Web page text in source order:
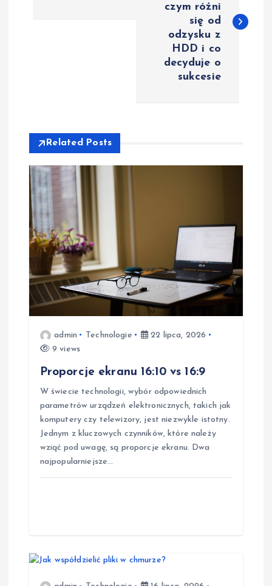
c
a
w
p
s
czym różni
się od
odzysku z
HDD i co
decyduje o
sukcesie
Related Posts
admin Technologie
22 lipca, 2026
9 views
Proporcje ekranu 16:10 vs 16:9
W świecie technologii, wybór odpowiednich
parametrów urządzeń elektronicznych, takich jak
komputery czy telewizory, jest niezwykle istotny.
Jednym z kluczowych czynników, które należy
wziąć pod uwagę, są proporcje ekranu. Dwa
najpopularniejsze…